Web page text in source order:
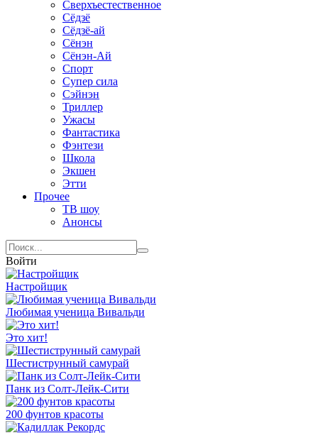
Сверхъестественное
Сёдзё
Сёдзё-ай
Сёнэн
Сёнэн-Ай
Спорт
Супер сила
Сэйнэн
Триллер
Ужасы
Фантастика
Фэнтези
Школа
Экшен
Этти
Прочее
ТВ шоу
Анонсы
Войти
Настройщик
Любимая ученица Вивальди
Это хит!
Шестиструнный самурай
Панк из Солт-Лейк-Сити
200 фунтов красоты